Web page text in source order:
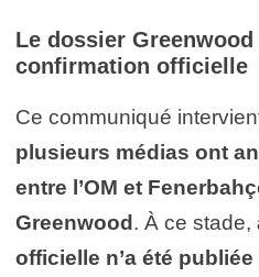
Le dossier
confirmation officielle
Ce communiqué
plusieurs médias ont
entre l’OM et
Greenwood . À ce stade,
officielle n’a été